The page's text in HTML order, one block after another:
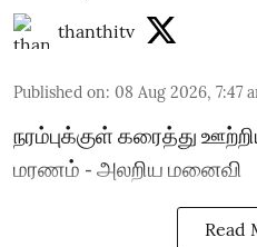
thanthitv
Published on: 08 Aug 2026, 7:47
நரம்புக்குள் கரைத்து
மரணம் - அலறிய மனைவி
Read